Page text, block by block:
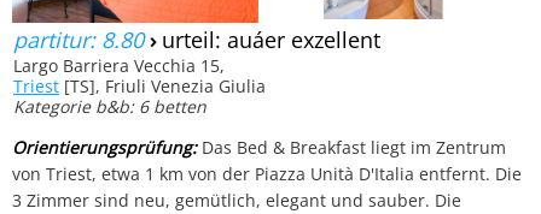
partitur: 8.80› urteil: auáer exzellent
Largo Barriera Vecchia 15,
Triest [TS], Friuli Venezia Giulia
Kategorie b&b: 6 betten
Orientierungsprüfung:Das Bed & Breakfast liegt im Zentrum
von Triest, etwa 1 km von der Piazza Unità D'Italia entfernt. Die
3 Zimmer sind neu, gemütlich, elegant und sauber. Die